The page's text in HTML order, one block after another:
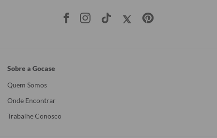
Sobre a Gocase
Quem Somos
Onde Encontrar
Trabalhe Conosco